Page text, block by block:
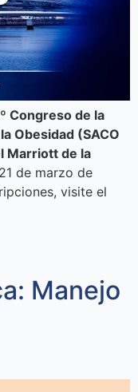
Congreso de la
Obesidad (SACO
Marriott de la
de marzo de
visite el
Manejo